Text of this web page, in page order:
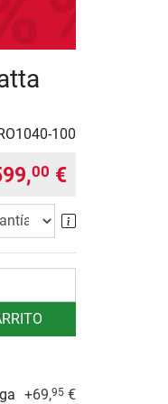
100
00 €
Extensión de
+69,95 €